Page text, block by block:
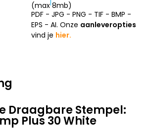
Draagbare Stempel:
Plus 30 White
(max 8mb)
PDF - JPG - PNG - TIF - BMP -
EPS - AI. Onze aanleveropties
vind je hier.